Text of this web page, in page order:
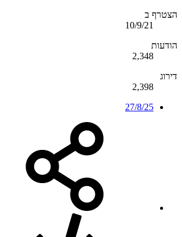
הצטרף ב
10/9/21
הודעות
2,348
דירוג
2,398
27/8/25